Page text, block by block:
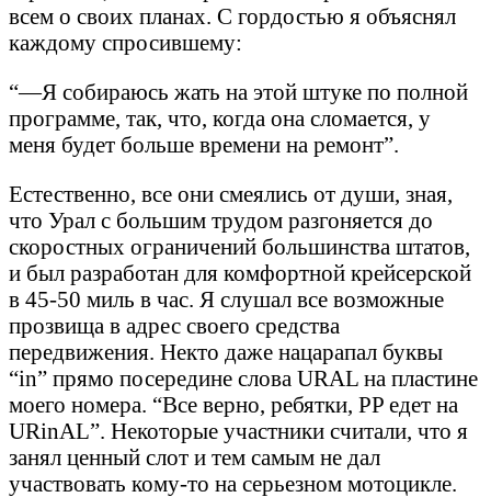
всем о своих планах. С гордостью я объяснял
каждому спросившему:
“—Я собираюсь жать на этой штуке по полной
программе, так, что, когда она сломается, у
меня будет больше времени на ремонт”.
Естественно, все они смеялись от души, зная,
что Урал с большим трудом разгоняется до
скоростных ограничений большинства штатов,
и был разработан для комфортной крейсерской
в 45-50 миль в час. Я слушал все возможные
прозвища в адрес своего средства
передвижения. Некто даже нацарапал буквы
“in” прямо посередине слова URAL на пластине
моего номера. “Все верно, ребятки, PP едет на
URinAL”. Некоторые участники считали, что я
занял ценный слот и тем самым не дал
участвовать кому-то на серьезном мотоцикле.